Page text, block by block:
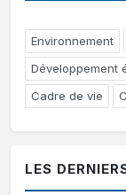
Environnement
Développement
Cadre de vie
LES